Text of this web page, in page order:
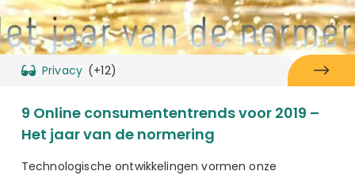
Privacy (+12)
9 Online consumententrends voor 2019 –
Het jaar van de normering
Technologische ontwikkelingen vormen onze